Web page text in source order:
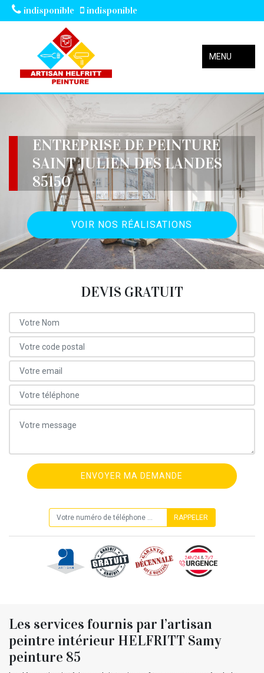
indisponible indisponible
MENU
ENTREPRISE DE PEINTURE
SAINT JULIEN DES LANDES
85150
VOIR NOS RÉALISATIONS
DEVIS GRATUIT
Les services fournis par l’artisan
peintre intérieur HELFRITT Samy
peinture 85